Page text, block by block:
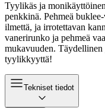
Tyylikäs ja
penkkinä. Pehmeä
ilmettä, ja irrotettavan
vanerirunko ja pehmeä
mukavuuden.
tyylikkyyttä!
Tekniset tiedot